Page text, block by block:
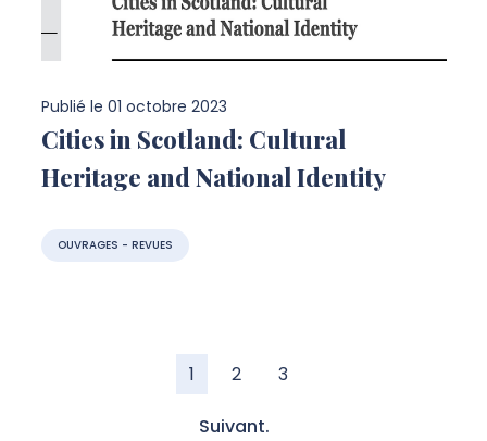
Publié le 01 octobre 2023
Cities in Scotland: Cultural
Heritage and National Identity
OUVRAGES - REVUES
1 2 3
Suivant.